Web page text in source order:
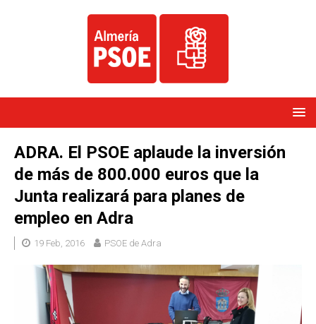
ADRA. El PSOE aplaude la inversión
de más de 800.000 euros que la
Junta realizará para planes de
empleo en Adra
19 Feb, 2016 PSOE de Adra